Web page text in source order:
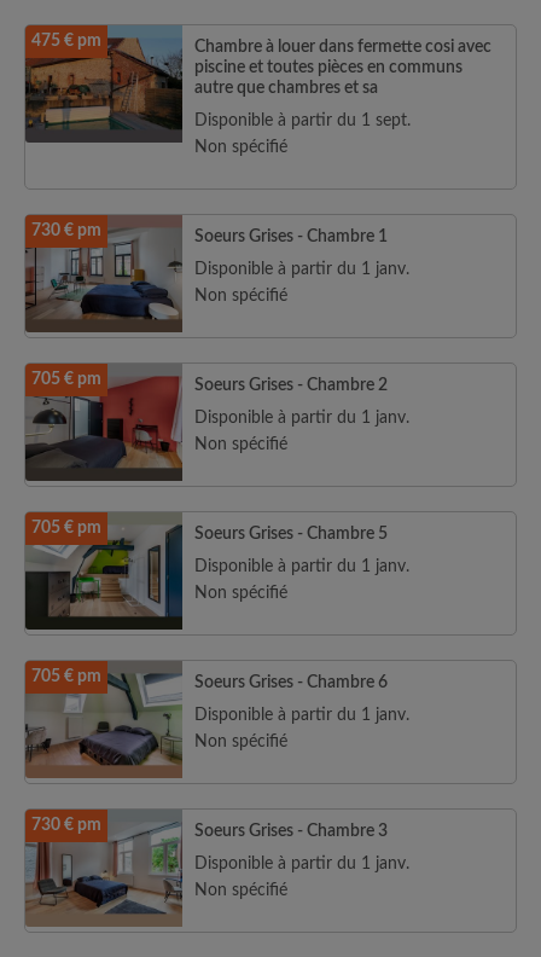
475 € pm
Chambre à louer dans fermette cosi avec
piscine et toutes pièces en communs
autre que chambres et sa
Disponible à partir du 1 sept.
Non spécifié
730 € pm
Soeurs Grises - Chambre 1
Disponible à partir du 1 janv.
Non spécifié
705 € pm
Soeurs Grises - Chambre 2
Disponible à partir du 1 janv.
Non spécifié
705 € pm
Soeurs Grises - Chambre 5
Disponible à partir du 1 janv.
Non spécifié
705 € pm
Soeurs Grises - Chambre 6
Disponible à partir du 1 janv.
Non spécifié
730 € pm
Soeurs Grises - Chambre 3
Disponible à partir du 1 janv.
Non spécifié